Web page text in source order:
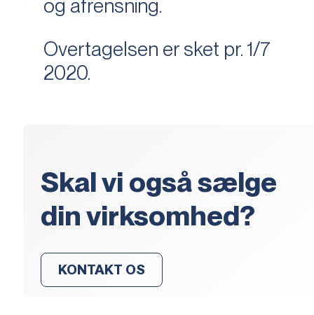
og afrensning.
Overtagelsen er sket pr. 1/7
2020.
Skal vi også sælge
din virksomhed?
KONTAKT OS